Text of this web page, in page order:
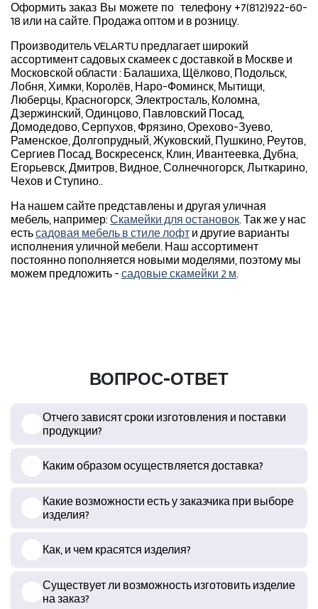
Оформить заказ Вы можете по телефону +7(812)922-60-
18 или на сайте. Продажа оптом и в розницу.
Производитель VELARTU предлагает широкий
ассортимент садовых скамеек с доставкой в Москве и
Московской области : Балашиха, Щёлково, Подольск,
Лобня, Химки, Королёв, Наро-Фоминск, Мытищи,
Люберцы, Красногорск, Электросталь, Коломна,
Дзержинский, Одинцово, Павловский Посад,
Домодедово, Серпухов, Фрязино, Орехово-Зуево,
Раменское, Долгопрудный, Жуковский, Пушкино, Реутов,
Сергиев Посад, Воскресенск, Клин, Ивантеевка, Дубна,
Егорьевск, Дмитров, Видное, Солнечногорск, Лыткарино,
Чехов и Ступино..
На нашем сайте представлены и другая уличная
мебель, например: Скамейки для остановок. Так же у нас
естьсадовая мебель в стиле лофт и другие варианты
исполнения уличной мебели. Наш ассортимент
постоянно пополняется новыми моделями, поэтому мы
можем предложить - садовые скамейки 2 м.
ВОПРОС-ОТВЕТ
Отчего зависят сроки изготовления и поставки
продукции?
Каким образом осуществляется доставка?
Какие возможности есть у заказчика при выборе
изделия?
Как, и чем красятся изделия?
Существует ли возможность изготовить изделие
на заказ?